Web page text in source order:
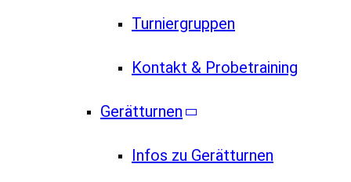
Turniergruppen
Kontakt & Probetraining
Gerätturnen
Infos zu Gerätturnen